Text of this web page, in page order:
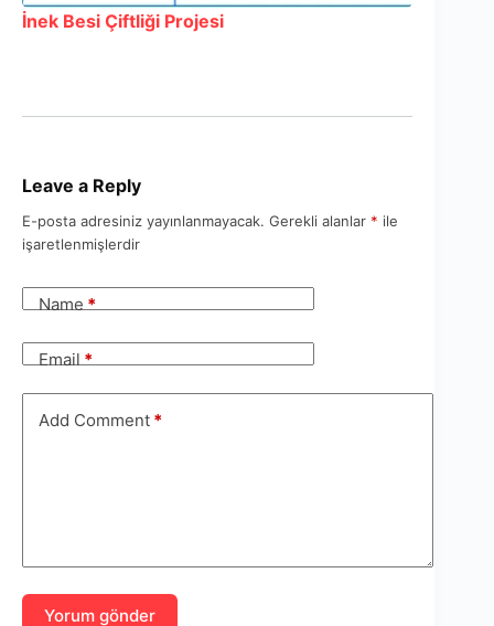
İnek Besi Çiftliği Projesi
Leave a Reply
E-posta adresiniz yayınlanmayacak. Gerekli alanlar * ile
işaretlenmişlerdir
Name*
Email*
Add Comment *
Yorum gönder